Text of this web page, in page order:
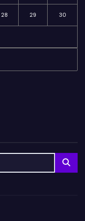
28 29 30